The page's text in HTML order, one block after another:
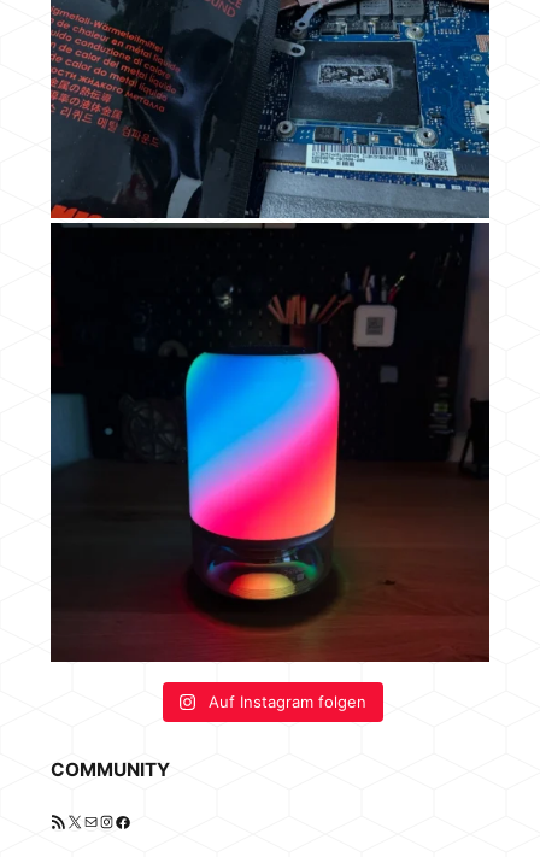
Auf Instagram folgen
COMMUNITY
RSS-Feed
X E-MailInstagram
Facebook